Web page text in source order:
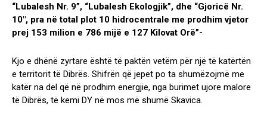
“Lubalesh Nr. 9”, “Lubalesh Ekologjik”, dhe “Gjoricë Nr.
10″, pra në total plot 10 hidrocentrale me prodhim vjetor
prej 153 milion e 786 mijë e 127 Kilovat Orë”-
Kjo e dhënë zyrtare është të paktën vetëm për një të katërtën
e territorit të Dibrës. Shifrën që jepet po ta shumëzojmë me
katër na del që në prodhim energjie, nga burimet ujore malore
të Dibrës, të kemi DY në mos më shumë Skavica.